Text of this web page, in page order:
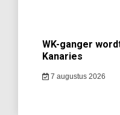
WK-ganger
Kanaries
7 augustus 2026